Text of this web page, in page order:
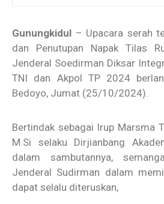
Gunungkidul – Upacara serah
dan Penutupan Napak Tilas
Jenderal Soedirman Diksar
TNI dan Akpol TP 2024
Bedoyo, Jumat (25/10/2024).
Bertindak sebagai Irup Marsma
M.Si selaku Dirjianbang
dalam sambutannya,
Jenderal Sudirman dalam
dapat selalu diteruskan,